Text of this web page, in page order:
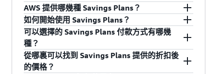
與隨需定價相比，Savings Plans 是彈性定價模
式，可提供更低的價格，以換取在 1 年或 3 年期
的用量承諾 (以 USD/小時計費)。AWS 提供三種類
型的 Savings Plans：Compute Savings Plans、
EC2 Instance Savings Plans 和 SageMaker Savings
AWS 提供哪幾種 Savings Plans？
AWS 提供三種 Savings Plans︰
Compute Savings Plans
並協助您降低高達 66% 的成本。無論執行個
體系列、大小、可用區域、區域、作業系統或
如何開始使用 Savings Plans？
您可以從 AWS 帳單與成本管理主控台或使用
API/CLI 來開始使用 Savings Plans。透過使
用AWS 帳單與成本管理
中提供的建議，您可以輕
可以選擇的 Savings Plans 付款方式有哪幾
種？
可選擇的 Savings Plans 付款方式有 3 種。無預繳
從哪裏可以找到 Savings Plans 提供的折扣後
的價格？